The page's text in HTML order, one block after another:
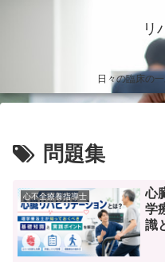
リ
日々の臨床の
問題集
心不全療養指導士
心
学
識